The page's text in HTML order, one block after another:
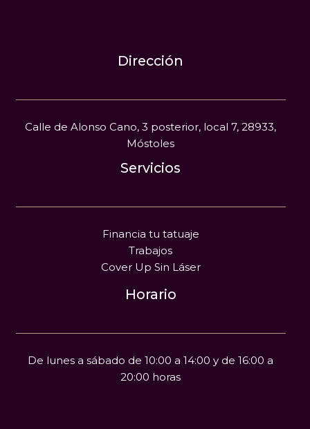
Dirección
Calle de Alonso Cano, 3 posterior, local 7, 28933,
Móstoles
Servicios
Financia tu tatuaje
Trabajos
Cover Up Sin Láser
Horario
De lunes a sábado de 10:00 a 14:00 y de 16:00 a
20:00 horas